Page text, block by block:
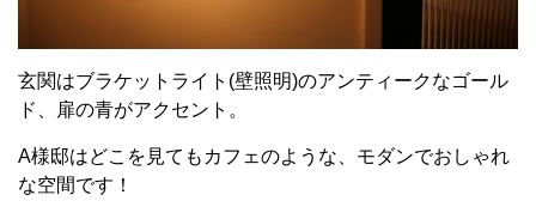
玄関はブラケットライト(壁照明)のアンティークなゴール
ド、扉の青がアクセント。
A様邸はどこを見てもカフェのような、モダンでおしゃれ
な空間です！